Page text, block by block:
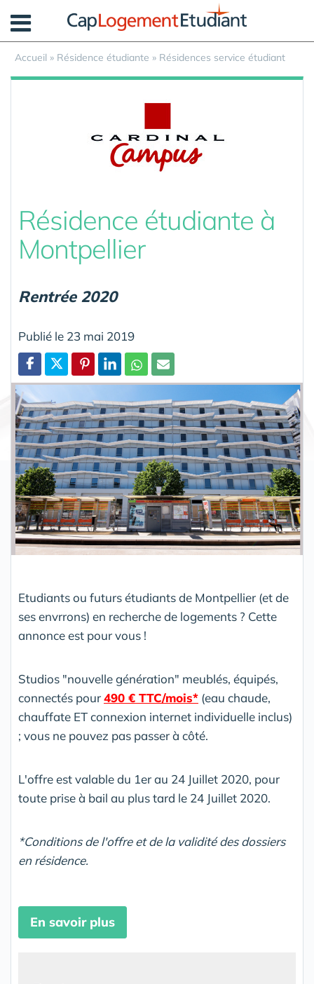
Accueil » Résidence étudiante » Résidences service étudiant
Résidence étudiante à
Montpellier
Rentrée 2020
Publié le 23 mai 2019
Partager
Etudiants ou futurs étudiants de Montpellier (et de
ses envrrons) en recherche de logements ? Cette
annonce est pour vous !
Studios "nouvelle génération" meublés, équipés,
connectés pour490 € TTC/mois* (eau chaude,
chauffate ET connexion internet individuelle inclus)
; vous ne pouvez pas passer à côté.
L'offre est valable du 1er au 24 Juillet 2020, pour
toute prise à bail au plus tard le 24 Juillet 2020.
*Conditions de l'offre et de la validité des dossiers
en résidence.
En savoir plus